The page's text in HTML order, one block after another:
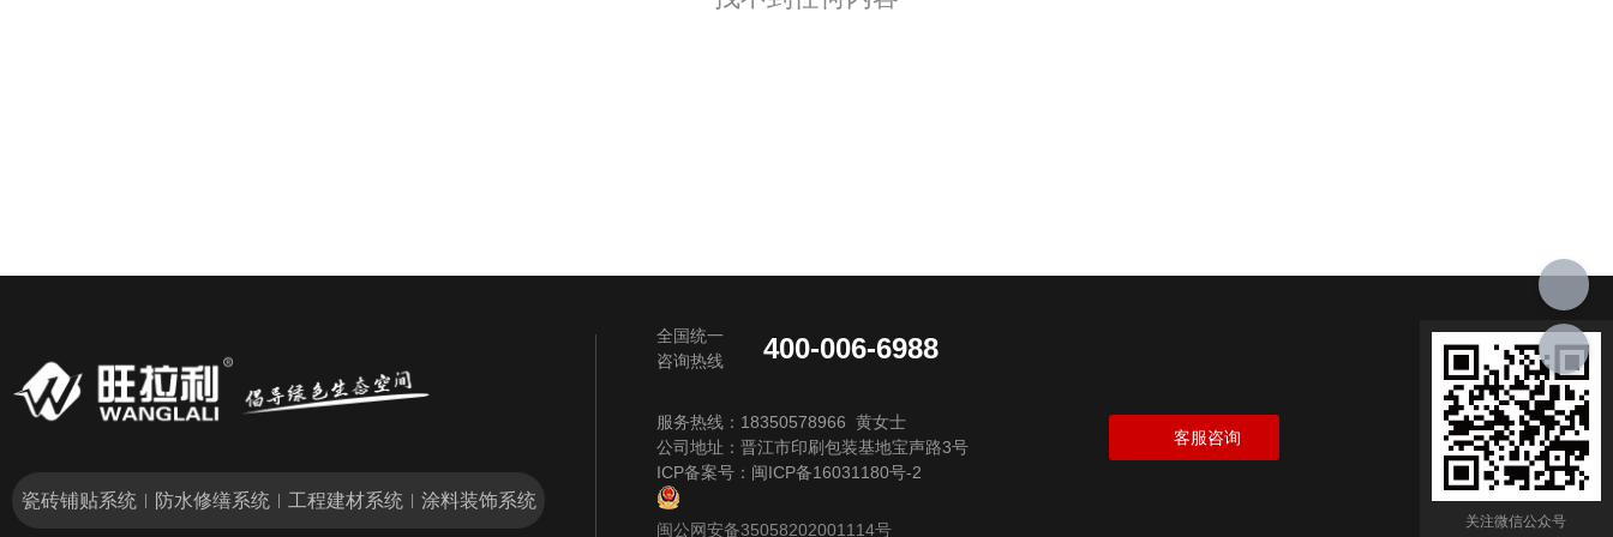
瓷砖铺贴系统 防水修缮系统 工程建材系统 涂料装饰系统
全国统一
咨询热线
400-006-6988
服务热线：18350578966 黄女士
公司地址：晋江市印刷包装基地宝声路3号
ICP备案号： 闽ICP备16031180号-2
闽公网安备35058202001114号
客服咨询
关注微信公众号